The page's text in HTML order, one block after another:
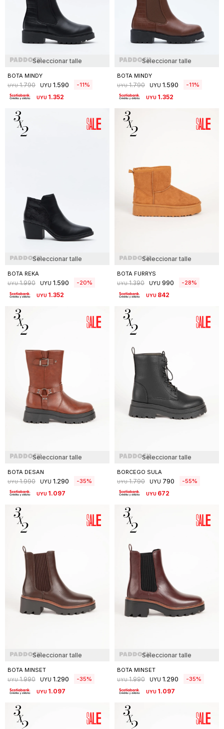
Seleccionar talle
BOTA MINDY
UYU 1.790 UYU 1.590 11
UYU 1.352
Seleccionar talle
BOTA MINDY
UYU 1.790 UYU 1.590 11
UYU 1.352
Seleccionar talle
BOTA REKA
UYU 1.990 UYU 1.590 20
UYU 1.352
Seleccionar talle
BOTA FURRYS
UYU 1.390 UYU 990 28
UYU 842
Seleccionar talle
BOTA DESAN
UYU 1.990 UYU 1.290 35
UYU 1.097
Seleccionar talle
BORCEGO SULA
UYU 1.790 UYU 790 55
UYU 672
Seleccionar talle
BOTA MINSET
UYU 1.990 UYU 1.290 35
UYU 1.097
Seleccionar talle
BOTA MINSET
UYU 1.990 UYU 1.290 35
UYU 1.097